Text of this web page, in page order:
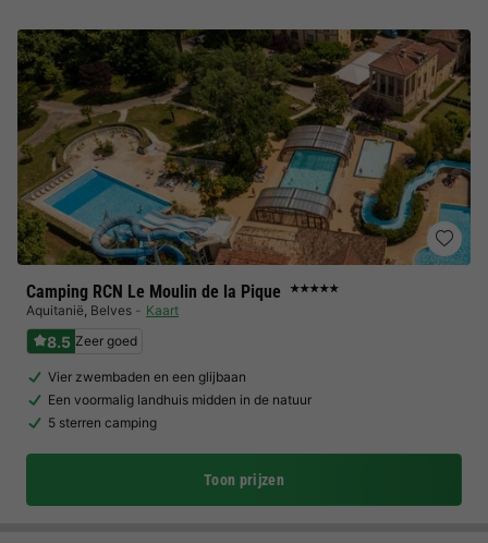
Camping RCN Le Moulin de la Pique ★★★★★
Aquitanië, Belves Kaart
8.5 Zeer goed
Vier zwembaden en een glijbaan
Een voormalig landhuis midden in de natuur
5 sterren camping
Toon prijzen